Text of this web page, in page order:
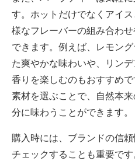
す。ホットだけでなくアイ
様なフレーバーの組み合わ
できます。例えば、レモン
た爽やかな味わいや、リン
香りを楽しむのもおすすめ
素材を選ぶことで、自然本
分に味わうことができます。
購入時には、ブランドの信
チェックすることも重要で